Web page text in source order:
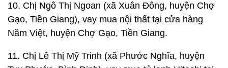
10. Chị Ngô Thị Ngoan (xã Xuân Đông, huyện Chợ
Gạo, Tiền Giang), vay mua nội thất tại cửa hàng
Năm Việt, huyện Chợ Gạo, Tiền Giang.
11. Chị Lê Thị Mỹ Trinh (xã Phước Nghĩa, huyện